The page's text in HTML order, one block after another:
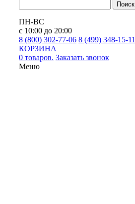
Поиск
ПН-ВС
с 10:00 до 20:00
8 (800) 302-77-06 8 (499) 348-15-11
КОРЗИНА
0 товаров. Заказать звонок
Меню